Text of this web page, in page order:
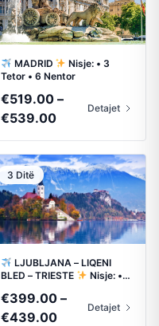
MADRID
Nisje: • 3
Tetor • 6 Nentor
€519.00 –
€539.00Price
range:
€519.00
through
€539.00
Detajet
3 Ditë
LJUBLJANA – LIQENI
BLED – TRIESTE
Nisje: •
€399.00 –
€439.00Price
Detajet